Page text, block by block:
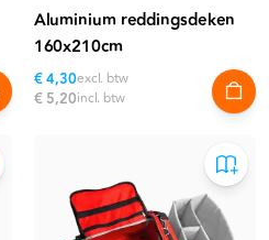
Aluminium reddingsdeken
160x210cm
€ 4,30excl. btw
€ 5,20incl. btw